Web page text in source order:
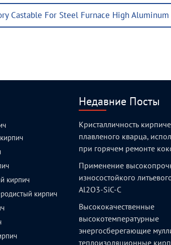
Castable For Steel Furnace High Aluminum
кирпич
кирпич
Недавние Посты
Кристалличность
плавленого кварца,
при горячем ремонте
Применение
износостойкого
Al2O3-SiC-C
Высококачественные
высокотемпературные
энергосберегающие
теплоизоляционные